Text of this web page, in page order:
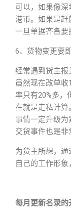
可以，如果像
港币。如果是赶
一旦单据齐备要
6、货物变更要
经常遇到货主报
虽然现在改单
率只有20%多，
在就是走私计算
事情一定升级
交货事件也是非
为货主所想，
自己的工作形象
每月更新名录的